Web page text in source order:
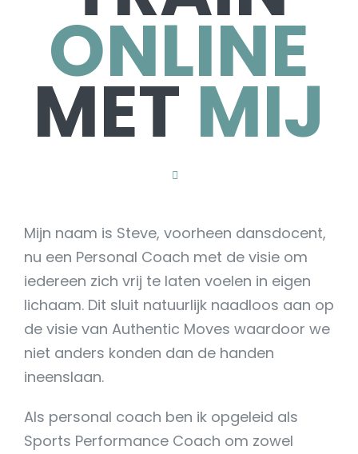
ONLINE
MET MIJ
Mijn naam is Steve, voorheen dansdocent,
nu een Personal Coach met de visie om
iedereen zich vrij te laten voelen in eigen
lichaam. Dit sluit natuurlijk naadloos aan op
de visie van Authentic Moves waardoor we
niet anders konden dan de handen
ineenslaan.
Als personal coach ben ik opgeleid als
Sports Performance Coach om zowel